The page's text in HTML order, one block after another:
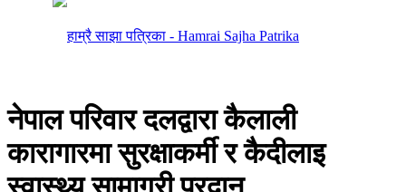
नेपाल परिवार दलद्वारा कैलाली
कारागारमा सुरक्षाकर्मी र कैदीलाइ